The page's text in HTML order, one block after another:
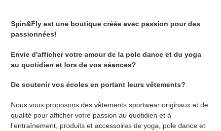
Spin&Fly est une boutique créée avec passion pour des
passionnées!
Envie d'afficher votre amour de la pole dance et du yoga
au quotidien et lors de vos séances?
De soutenir vos écoles en portant leurs vêtements?
Nous vous proposons des vêtements sportwear originaux et de
qualité pour afficher votre passion au quotidien et à
l'entraînement, produits et accessoires de yoga, pole dance et